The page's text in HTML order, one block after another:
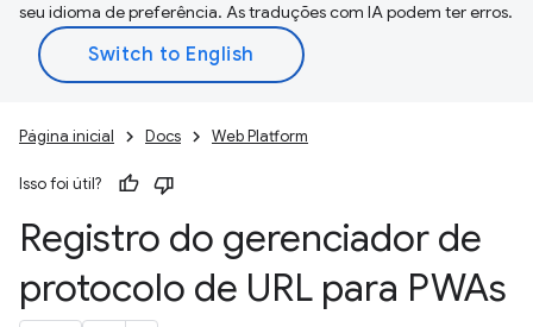
seu idioma de preferência. As traduções com IA podem ter erros.
Página inicial Docs Web Platform
Isso foi útil?
Registro do gerenciador de
protocolo de URL para PWAs